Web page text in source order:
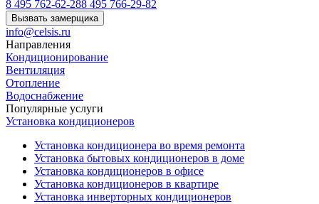
8 495 762-62-288 495 766-29-82
Вызвать замерщика
info@celsis.ru
Направления
Кондиционирование
Вентиляция
Отопление
Водоснабжение
Популярные услуги
Установка кондиционеров
Установка кондиционера во время ремонта
Установка бытовых кондиционеров в доме
Установка кондиционеров в офисе
Установка кондиционеров в квартире
Установка инверторных кондиционеров